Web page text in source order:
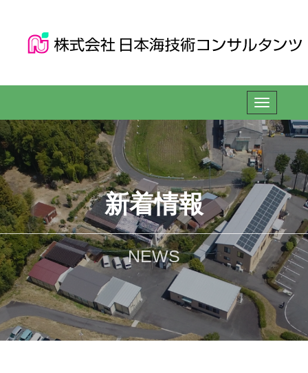
新着情報
NEWS